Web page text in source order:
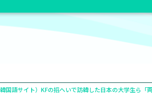
韓国語サイト）KFの招へいで訪韓した日本の大学生ら「